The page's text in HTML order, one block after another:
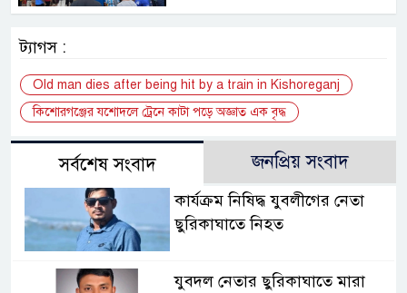
ট্যাগস :
Old man dies after being hit by a train in Kishoreganj
কিশোরগঞ্জের যশোদলে ট্রেনে কাটা পড়ে অজ্ঞাত এক বৃদ্ধ
সর্বশেষ সংবাদ জনপ্রিয় সংবাদ
কার্যক্রম নিষিদ্ধ যুবলীগের নেতা
ছুরিকাঘাতে নিহত
যুবদল নেতার ছুরিকাঘাতে মারা